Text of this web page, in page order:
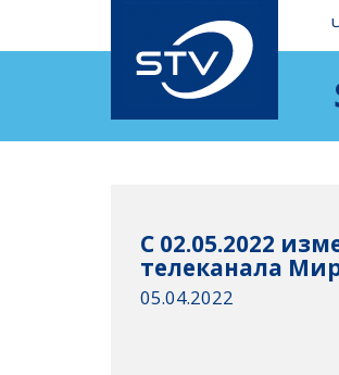
C 02.05.2022
телеканала
05.04.2022